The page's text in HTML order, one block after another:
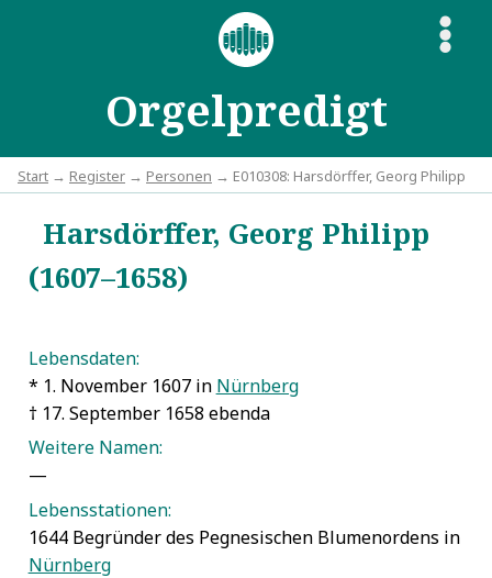
Orgelpredigt
S
Start → Register → Personen → E010308: Harsdörffer, Georg Philipp
Harsdörffer, Georg Philipp
(1607–1658)
Lebensdaten:
* 1. November 1607 in Nürnberg
† 17. September 1658 ebenda
Weitere Namen:
—
Lebensstationen:
1644 Begründer des Pegnesischen Blumenordens in
Nürnberg